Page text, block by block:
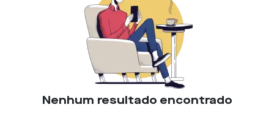
Nenhum resultado encontrado